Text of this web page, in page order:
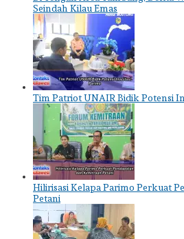
Seindah Kilau Emas
Tim Patriot UNAIR Bidik Potensi
Hilirisasi Kelapa Parimo Perkuat
Petani